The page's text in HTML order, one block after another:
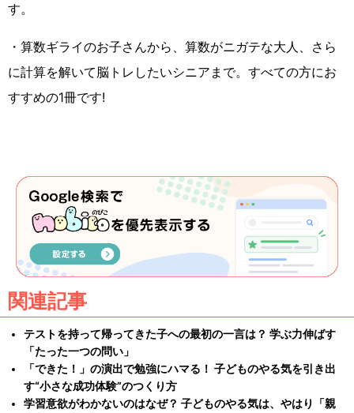
す。
・算数ギライのお子さんから、算数がニガテな大人、さら
に計算を解いて脳トレしたいシニアまで。すべての方にお
すすめの1冊です!
関連記事
テストを持って帰ってきた子への最初の一言は？ 学ぶ力伸ばす
「たった一つの問い」
「できた！」の演出で勉強にハマる！ 子どものやる気を引き出
す“小さな成功体験”のつくり方
学習意欲がわかないのはなぜ？ 子どものやる気は、やはり「親